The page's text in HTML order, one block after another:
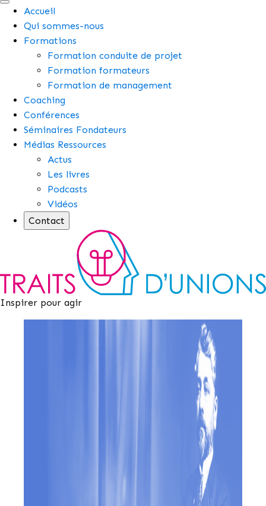
Accueil
Qui sommes-nous
Formations
Formation conduite de projet
Formation formateurs
Formation de management
Coaching
Conférences
Séminaires Fondateurs
Médias Ressources
Actus
Les livres
Podcasts
Vidéos
Contact
Inspirer pour agir